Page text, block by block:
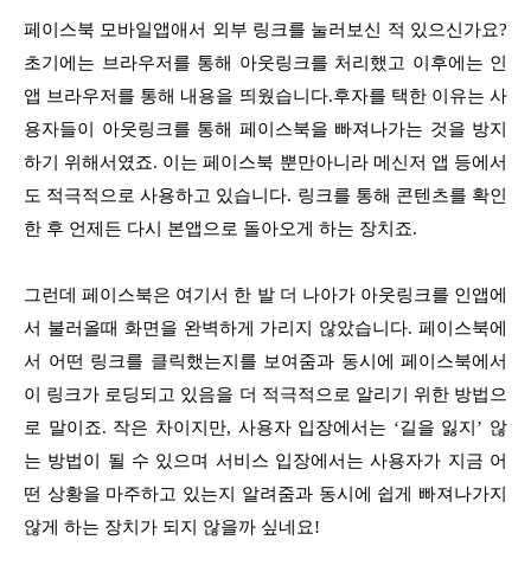
페이스북 모바일앱애서 외부 링크를 눌러보신 적 있으신가요?
초기에는 브라우저를 통해 아웃링크를 처리했고 이후에는 인
앱 브라우저를 통해 내용을 띄웠습니다.후자를 택한 이유는 사
용자들이 아웃링크를 통해 페이스북을 빠져나가는 것을 방지
하기 위해서였죠. 이는 페이스북 뿐만아니라 메신저 앱 등에서
도 적극적으로 사용하고 있습니다. 링크를 통해 콘텐츠를 확인
한 후 언제든 다시 본앱으로 돌아오게 하는 장치죠.
그런데 페이스북은 여기서 한 발 더 나아가 아웃링크를 인앱에
서 불러올때 화면을 완벽하게 가리지 않았습니다. 페이스북에
서 어떤 링크를 클릭했는지를 보여줌과 동시에 페이스북에서
이 링크가 로딩되고 있음을 더 적극적으로 알리기 위한 방법으
로 말이죠. 작은 차이지만, 사용자 입장에서는 ‘길을 잃지’ 않
는 방법이 될 수 있으며 서비스 입장에서는 사용자가 지금 어
떤 상황을 마주하고 있는지 알려줌과 동시에 쉽게 빠져나가지
않게 하는 장치가 되지 않을까 싶네요!